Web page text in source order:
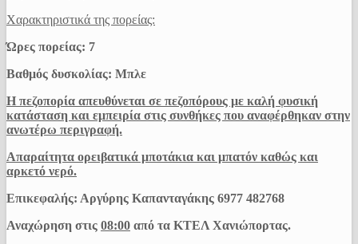
Χαρακτηριστικά της πορείας:
Ώρες πορείας: 7
Βαθμός δυσκολίας: Μπλε
Η πεζοπορία απευθύνεται σε πεζοπόρους με καλή φυσική
κατάσταση και εμπειρία στις συνθήκες που αναφέρθηκαν στην
ανωτέρω περιγραφή.
Απαραίτητα ορειβατικά μποτάκια και μπατόν καθώς και
αρκετό νερό.
Επικεφαλής: Αργύρης Καπανταγάκης 6977 482768
Αναχώρηση στις 08:00 από τα ΚΤΕΛ Χανιώπορτας.